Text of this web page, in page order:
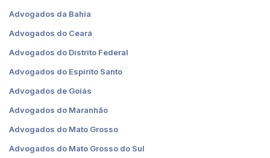
Advogados da Bahia
Advogados do Ceará
Advogados do Distrito Federal
Advogados do Espírito Santo
Advogados de Goiás
Advogados do Maranhão
Advogados do Mato Grosso
Advogados do Mato Grosso do Sul